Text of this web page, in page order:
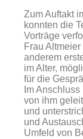
Zum Auftakt
konnten die
Vorträge
Frau
anderem
im Alter,
für die
Im
von ihm
und
und
Umfeld von